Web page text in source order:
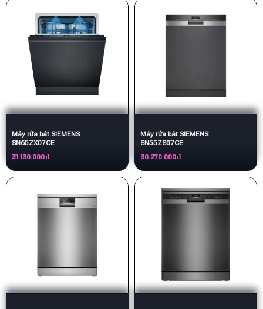
Máy rửa bát SIEMENS
SN65ZX07CE
31.130.000₫
Máy rửa bát SIEMENS
SN55ZS07CE
30.270.000₫